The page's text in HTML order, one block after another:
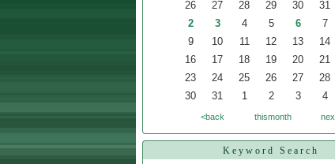
26
27 28 29 30 31
2
3 4 5 6 7
9
10 11 12 13 14
16
17 18 19 20 21
23
24 25 26 27 28
30
31 1 2 3 4
<back thismonth
Keyword Search